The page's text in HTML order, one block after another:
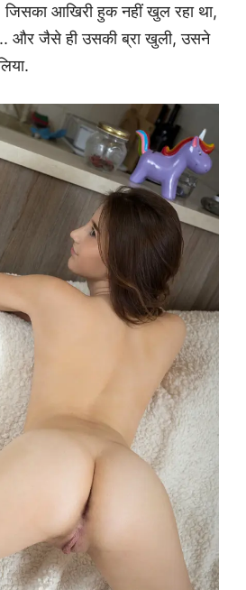
आखिरी हुक नहीं खुल रहा था,
और जैसे ही उसकी ब्रा खुली, उसने